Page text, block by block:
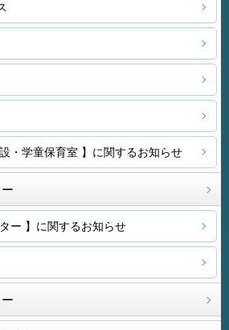
・学童保育室 】に関するお知らせ
ー 】に関するお知らせ